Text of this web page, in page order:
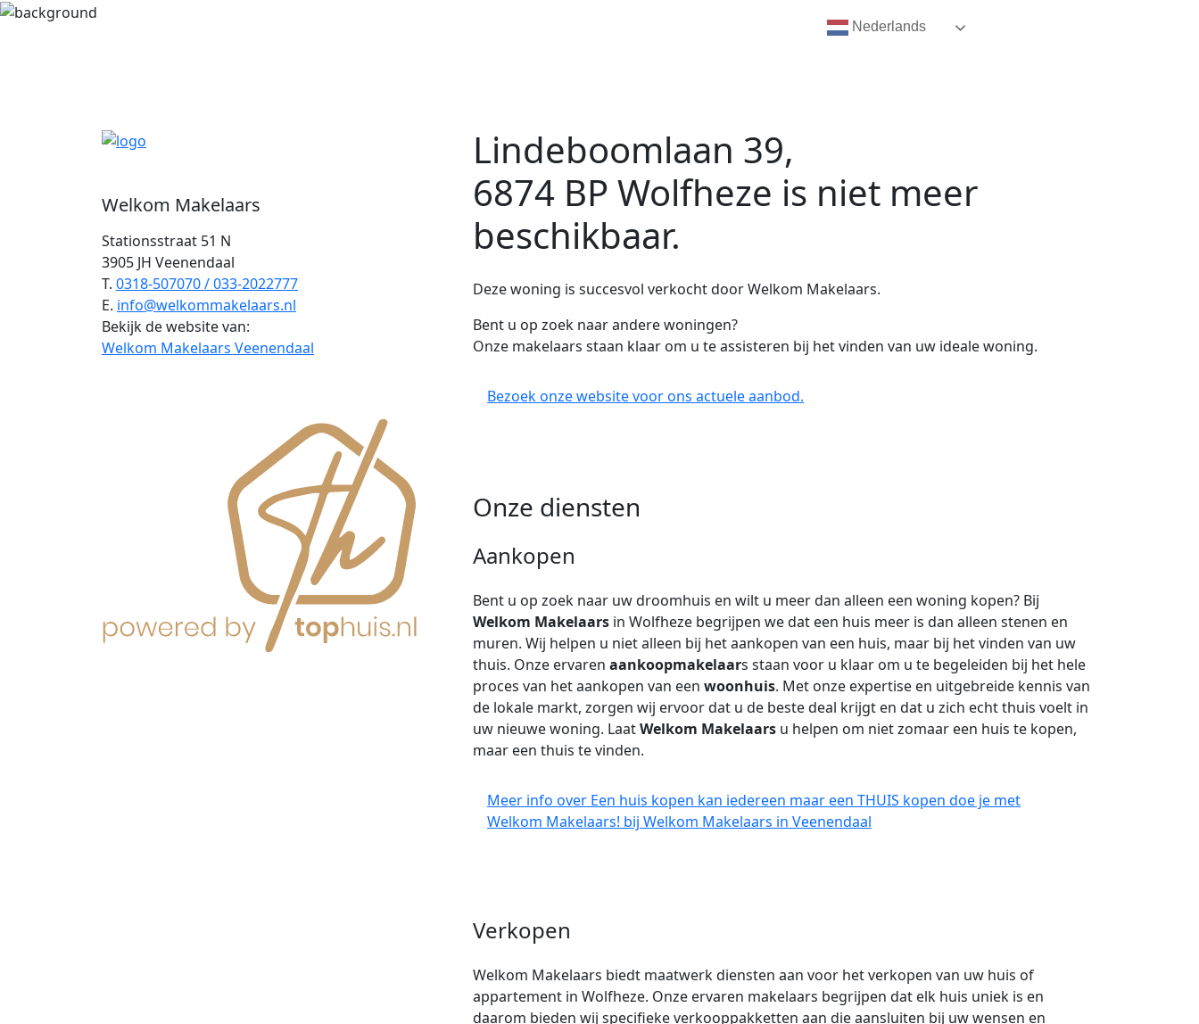
Welkom Makelaars
Stationsstraat 51 N
3905 JH Veenendaal
T. 0318-507070 / 033-2022777
E. info@welkommakelaars.nl
Bekijk de website van:
Welkom Makelaars Veenendaal
Lindeboomlaan 39,
6874 BP Wolfheze is niet meer
beschikbaar.
Deze woning is succesvol verkocht door Welkom Makelaars.
Bent u op zoek naar andere woningen?
Onze makelaars staan klaar om u te assisteren bij het vinden van uw ideale woning.
Bezoek onze website voor ons actuele aanbod.
Onze diensten
Aankopen
Bent u op zoek naar uw droomhuis en wilt u meer dan alleen een woning kopen? Bij
Welkom Makelaars in Wolfheze begrijpen we dat een huis meer is dan alleen stenen en
muren. Wij helpen u niet alleen bij het aankopen van een huis, maar bij het vinden van uw
thuis. Onze ervaren aankoopmakelaars staan voor u klaar om u te begeleiden bij het hele
proces van het aankopen van een woonhuis. Met onze expertise en uitgebreide kennis van
de lokale markt, zorgen wij ervoor dat u de beste deal krijgt en dat u zich echt thuis voelt in
uw nieuwe woning. LaatWelkom Makelaars u helpen om niet zomaar een huis te kopen,
maar een thuis te vinden.
Meer info over Een huis kopen kan iedereen maar een THUIS kopen doe je met
Welkom Makelaars! bij Welkom Makelaars in Veenendaal
Verkopen
Welkom Makelaars biedt maatwerk diensten aan voor het verkopen van uw huis of
appartement in Wolfheze. Onze ervaren makelaars begrijpen dat elk huis uniek is en
daarom bieden wij specifieke verkooppakketten aan die aansluiten bij uw wensen en
Nederlands